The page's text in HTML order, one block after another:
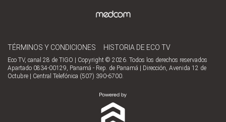
TÉRMINOS Y CONDICIONES HISTORIA DE ECO TV
Eco TV, canal 28 de TIGO | Copyright © 2026. Todos los derechos reservados
Apartado 0834-00129, Panamá - Rep. de Panamá | Dirección, Avenida 12 de
Octubre | Central Telefónica (507) 390-6700.